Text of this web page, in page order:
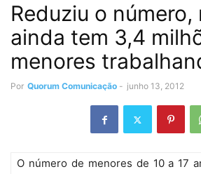
Reduziu o número,
ainda tem 3,4
menores
Por Quorum Comunicação - junho 13, 2012
O número de menores de 10 a 17